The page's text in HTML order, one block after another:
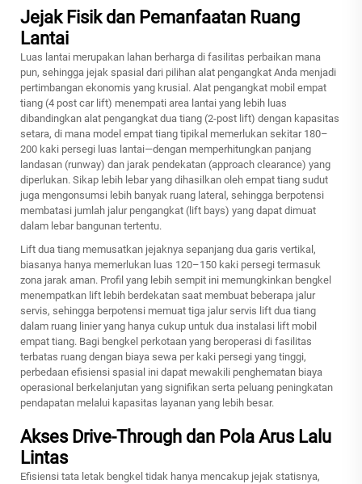
Jejak Fisik dan Pemanfaatan Ruang
Lantai
Luas lantai merupakan lahan berharga di fasilitas perbaikan mana
pun, sehingga jejak spasial dari pilihan alat pengangkat Anda menjadi
pertimbangan ekonomis yang krusial. Alat pengangkat mobil empat
tiang (4 post car lift) menempati area lantai yang lebih luas
dibandingkan alat pengangkat dua tiang (2-post lift) dengan kapasitas
setara, di mana model empat tiang tipikal memerlukan sekitar 180–
200 kaki persegi luas lantai—dengan memperhitungkan panjang
landasan (runway) dan jarak pendekatan (approach clearance) yang
diperlukan. Sikap lebih lebar yang dihasilkan oleh empat tiang sudut
juga mengonsumsi lebih banyak ruang lateral, sehingga berpotensi
membatasi jumlah jalur pengangkat (lift bays) yang dapat dimuat
dalam lebar bangunan tertentu.
Lift dua tiang memusatkan jejaknya sepanjang dua garis vertikal,
biasanya hanya memerlukan luas 120–150 kaki persegi termasuk
zona jarak aman. Profil yang lebih sempit ini memungkinkan bengkel
menempatkan lift lebih berdekatan saat membuat beberapa jalur
servis, sehingga berpotensi memuat tiga jalur servis lift dua tiang
dalam ruang linier yang hanya cukup untuk dua instalasi lift mobil
empat tiang. Bagi bengkel perkotaan yang beroperasi di fasilitas
terbatas ruang dengan biaya sewa per kaki persegi yang tinggi,
perbedaan efisiensi spasial ini dapat mewakili penghematan biaya
operasional berkelanjutan yang signifikan serta peluang peningkatan
pendapatan melalui kapasitas layanan yang lebih besar.
Akses Drive-Through dan Pola Arus Lalu
Lintas
Efisiensi tata letak bengkel tidak hanya mencakup jejak statisnya,